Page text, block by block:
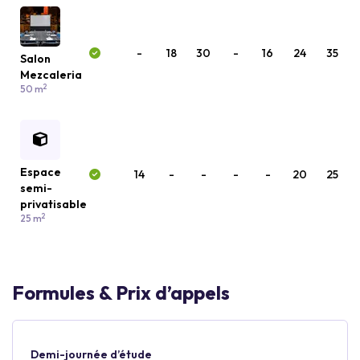
Salon
Mezcaleria
50 m2
- 18 30 - 16 24 35
Espace
semi-
privatisable
25 m2
14 - - - - 20 25
Formules & Prix d’appels
Demi-journée d’étude